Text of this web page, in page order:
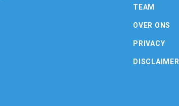
TEAM
OVER ONS
PRIVACY
DISCLAIMER